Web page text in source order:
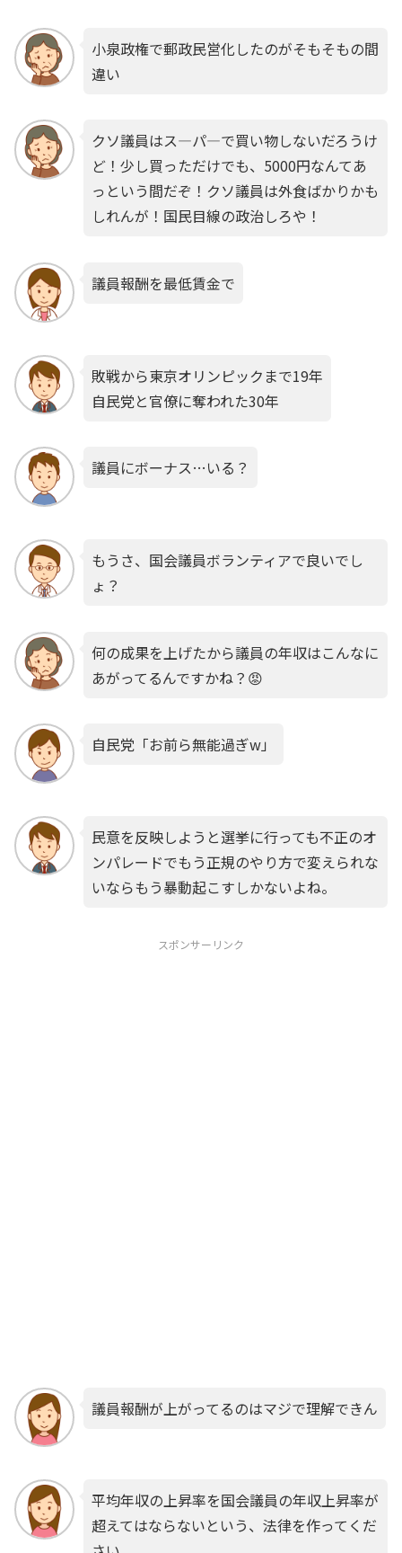
小泉政権で郵政民営化したのがそもそもの間
違い
クソ議員はス―パ―で買い物しないだろうけ
ど！少し買っただけでも、5000円なんてあ
っという間だぞ！クソ議員は外食ばかりかも
しれんが！国民目線の政治しろや！
議員報酬を最低賃金で
敗戦から東京オリンピックまで19年
自民党と官僚に奪われた30年
議員にボーナス…いる？
もうさ、国会議員ボランティアで良いでし
ょ？
何の成果を上げたから議員の年収はこんなに
あがってるんですかね？😡
自民党「お前ら無能過ぎw」
民意を反映しようと選挙に行っても不正のオ
ンパレードでもう正規のやり方で変えられな
いならもう暴動起こすしかないよね。
スポンサーリンク
議員報酬が上がってるのはマジで理解できん
平均年収の上昇率を国会議員の年収上昇率が
超えてはならないという、法律を作ってくだ